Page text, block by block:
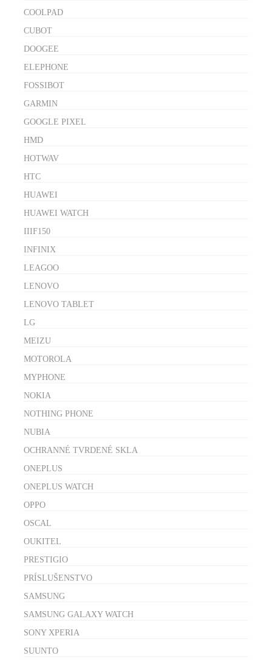
COOLPAD
CUBOT
DOOGEE
ELEPHONE
FOSSIBOT
GARMIN
GOOGLE PIXEL
HMD
HOTWAV
HTC
HUAWEI
HUAWEI WATCH
IIIF150
INFINIX
LEAGOO
LENOVO
LENOVO TABLET
LG
MEIZU
MOTOROLA
MYPHONE
NOKIA
NOTHING PHONE
NUBIA
OCHRANNÉ TVRDENÉ SKLA
ONEPLUS
ONEPLUS WATCH
OPPO
OSCAL
OUKITEL
PRESTIGIO
PRÍSLUŠENSTVO
SAMSUNG
SAMSUNG GALAXY WATCH
SONY XPERIA
SUUNTO